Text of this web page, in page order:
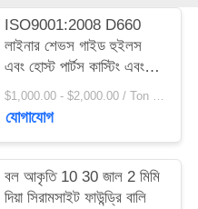
ISO9001:2008 D660
লাইনার শেভস গাইড হুইলস
এবং হোস্ট পার্টস কাস্টিং এবং
ফোরজিংস
$1,000.00 - $2,000.00 / Ton MOQ:১.০ টন / টন
যোগাযোগ
বল আকৃতি 10 30 জাল 2 মিমি
দিয়া সিরামসাইট ফাউন্ড্রি বালি